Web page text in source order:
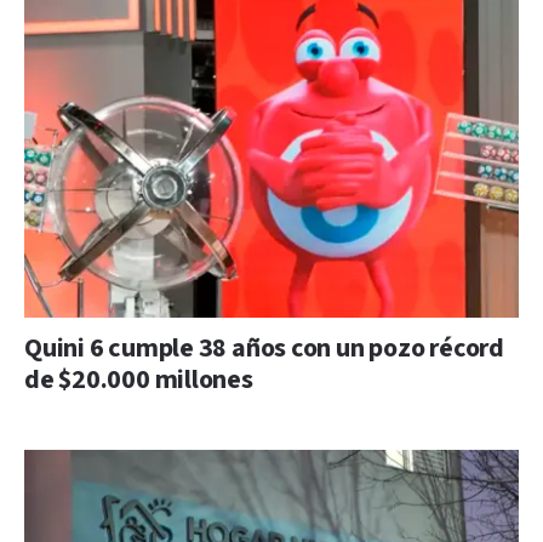
Quini 6 cumple 38 años con un pozo récord
de $20.000 millones